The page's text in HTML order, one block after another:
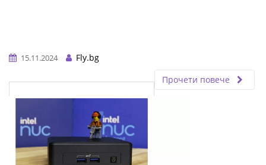
15.11.2024
Fly.bg
Прочети повече